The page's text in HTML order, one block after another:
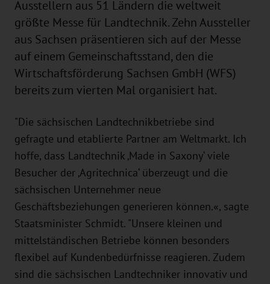
Ausstellern aus 51 Ländern die weltweit
größte Messe für Landtechnik. Zehn Aussteller
aus Sachsen präsentieren sich auf der Messe
auf einem Gemeinschaftsstand, den die
Wirtschaftsförderung Sachsen GmbH (WFS)
bereits zum vierten Mal organisiert hat.
"Die sächsischen Landtechnikbetriebe sind
gefragte und etablierte Partner am Weltmarkt. Ich
hoffe, dass Landtechnik ‚Made in Saxony‘ viele
Besucher der ‚Agritechnica‘ überzeugt und die
sächsischen Unternehmer neue
Geschäftsbeziehungen generieren können.«, sagte
Staatsminister Schmidt. "Unsere kleinen und
mittelständischen Betriebe können besonders
flexibel auf Kundenbedürfnisse reagieren. Zudem
sind die sächsischen Landtechniker innovativ und